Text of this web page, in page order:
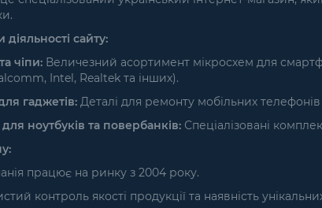
сайту:
чіпи: Величезний асортимент мікросхем для
Intel, Realtek та інших).
гаджетів: Деталі для ремонту мобільних
ноутбуків та повербанків: Спеціалізовані
працює на ринку з 2004 року.
контроль якості продукції та наявність